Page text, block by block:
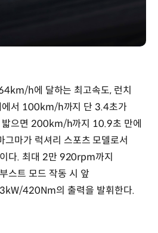
h에 달하는 최고속도, 런치
에서 100km/h까지 단 3.4초가
밟으면 200km/h까지 10.9초 만에
마가 럭셔리 스포츠 모델로서
다. 최대 2만 920rpm까지
스트 모드 작동 시 앞
420Nm의 출력을 발휘한다.